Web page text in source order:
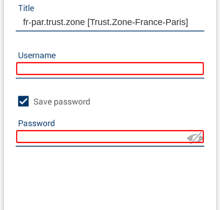
fr-par.trust.zone [Trust.Zone-France-Paris]